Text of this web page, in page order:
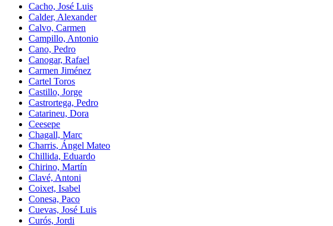
Cacho, José Luis
Calder, Alexander
Calvo, Carmen
Campillo, Antonio
Cano, Pedro
Canogar, Rafael
Carmen Jiménez
Cartel Toros
Castillo, Jorge
Castrortega, Pedro
Catarineu, Dora
Ceesepe
Chagall, Marc
Charris, Ángel Mateo
Chillida, Eduardo
Chirino, Martín
Clavé, Antoni
Coixet, Isabel
Conesa, Paco
Cuevas, José Luis
Curós, Jordi